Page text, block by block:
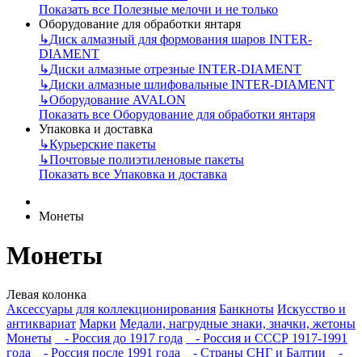
Показать все Полезные мелочи и не только
Оборудование для обработки янтаря
↳Диск алмазный для формования шаров INTER-
DIAMENT
↳Диски алмазные отрезные INTER-DIAMENT
↳Диски алмазные шлифовальные INTER-DIAMENT
↳Оборудование AVALON
Показать все Оборудование для обработки янтаря
Упаковка и доставка
↳Курьерские пакеты
↳Почтовые полиэтиленовые пакеты
Показать все Упаковка и доставка
Монеты
Монеты
Левая колонка
Аксессуары для коллекционирования Банкноты Искусство и
антиквариат Марки Медали, нагрудные знаки, значки, жетоны
Монеты
- Россия до 1917 года
- Россия и СССР 1917-1991
года
- Россия после 1991 года - Страны СНГ и Балтии
-